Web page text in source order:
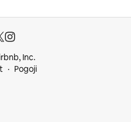
Inc.
Pogoji